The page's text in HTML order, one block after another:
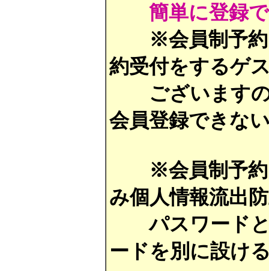
簡単に登録
※会員制予
約受付をするゲ
ございますの
会員登録できな
※会員制予約
み個人情報流出
パスワードと
ードを別に設け